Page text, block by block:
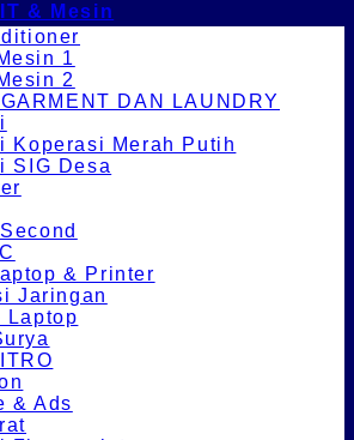
& Mesin
1
2
DAN LAUNDRY
Koperasi Merah Putih
SIG Desa
& Printer
Jaringan
Laptop
& Ads